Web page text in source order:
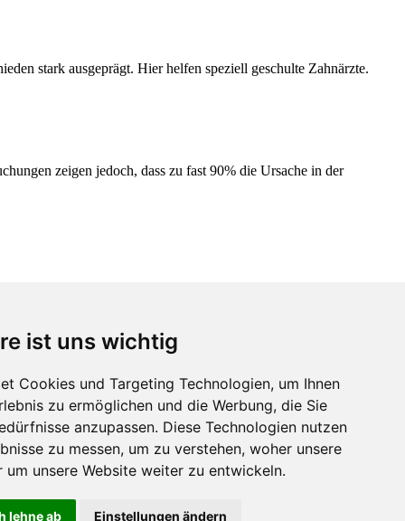
ist uns wichtig
Cookies und Targeting Technologien, um Ihnen
zu ermöglichen und die Werbung, die Sie
anzupassen. Diese Technologien nutzen
zu messen, um zu verstehen, woher unsere
um unsere Website weiter zu entwickeln.
lehne ab Einstellungen ändern
stark ausgeprägt. Hier helfen speziell geschulte Zahnärzte.
zeigen jedoch, dass zu fast 90% die Ursache in der
| Liebenstein |Luisenthal